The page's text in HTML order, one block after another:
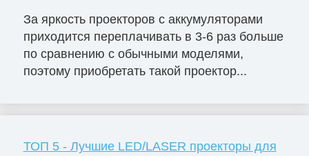
За яркость проекторов с аккумуляторами
приходится переплачивать в 3-6 раз больше
по сравнению с обычными моделями,
поэтому приобретать такой проектор...
ТОП 5 - Лучшие LED/LASER проекторы для